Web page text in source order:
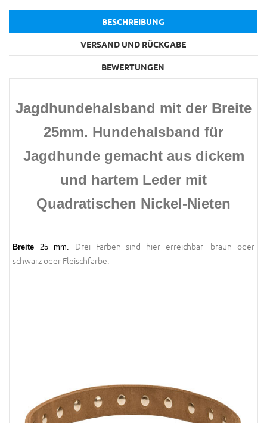
BESCHREIBUNG
VERSAND UND RÜCKGABE
BEWERTUNGEN
Jagdhundehalsband mit der Breite
25mm. Hundehalsband für
Jagdhunde gemacht aus dickem
und hartem Leder mit
Quadratischen Nickel-Nieten
Breite 25 mm. Drei Farben sind hier erreichbar- braun oder
schwarz oder Fleischfarbe.